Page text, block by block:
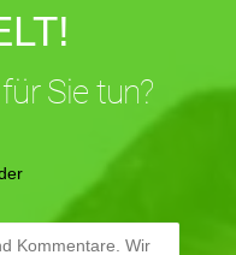
Sie tun?